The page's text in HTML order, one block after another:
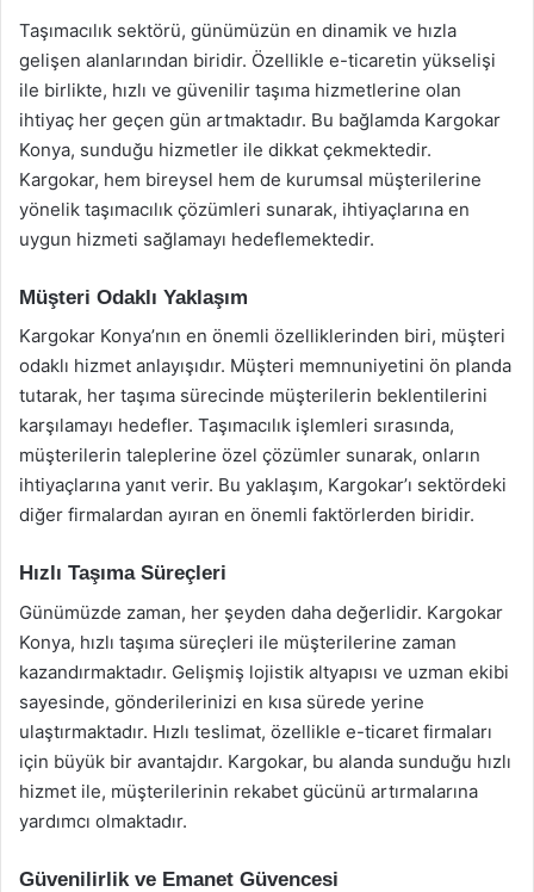
Taşımacılık sektörü, günümüzün en dinamik ve hızla
gelişen alanlarından biridir. Özellikle e-ticaretin yükselişi
ile birlikte, hızlı ve güvenilir taşıma hizmetlerine olan
ihtiyaç her geçen gün artmaktadır. Bu bağlamda Kargokar
Konya, sunduğu hizmetler ile dikkat çekmektedir.
Kargokar, hem bireysel hem de kurumsal müşterilerine
yönelik taşımacılık çözümleri sunarak, ihtiyaçlarına en
uygun hizmeti sağlamayı hedeflemektedir.
Müşteri Odaklı Yaklaşım
Kargokar Konya’nın en önemli özelliklerinden biri, müşteri
odaklı hizmet anlayışıdır. Müşteri memnuniyetini ön planda
tutarak, her taşıma sürecinde müşterilerin beklentilerini
karşılamayı hedefler. Taşımacılık işlemleri sırasında,
müşterilerin taleplerine özel çözümler sunarak, onların
ihtiyaçlarına yanıt verir. Bu yaklaşım, Kargokar’ı sektördeki
diğer firmalardan ayıran en önemli faktörlerden biridir.
Hızlı Taşıma Süreçleri
Günümüzde zaman, her şeyden daha değerlidir. Kargokar
Konya, hızlı taşıma süreçleri ile müşterilerine zaman
kazandırmaktadır. Gelişmiş lojistik altyapısı ve uzman ekibi
sayesinde, gönderilerinizi en kısa sürede yerine
ulaştırmaktadır. Hızlı teslimat, özellikle e-ticaret firmaları
için büyük bir avantajdır. Kargokar, bu alanda sunduğu hızlı
hizmet ile, müşterilerinin rekabet gücünü artırmalarına
yardımcı olmaktadır.
Güvenilirlik ve Emanet Güvencesi